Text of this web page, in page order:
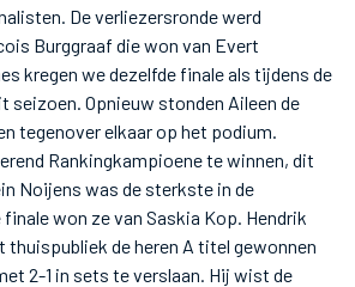
De verliezersronde werd
Burggraaf die won van Evert
kregen we dezelfde finale als tijdens de
seizoen. Opnieuw stonden Aileen de
tegenover elkaar op het podium.
Rankingkampioene te winnen, dit
Noijens was de sterkste in de
won ze van Saskia Kop. Hendrik
thuispubliek de heren A titel gewonnen
2-1 in sets te verslaan. Hij wist de